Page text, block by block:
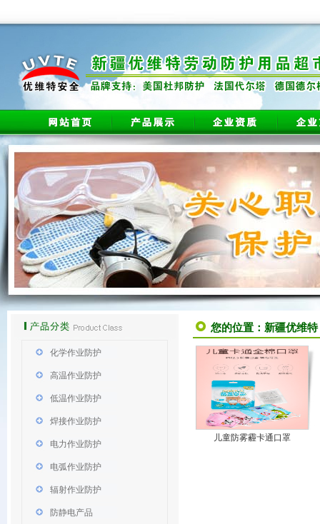
化学作业防护
高温作业防护
低温作业防护
焊接作业防护
电力作业防护
电弧作业防护
辐射作业防护
防静电产品
您的位置： 新疆优维特
儿童防雾霾卡通口罩